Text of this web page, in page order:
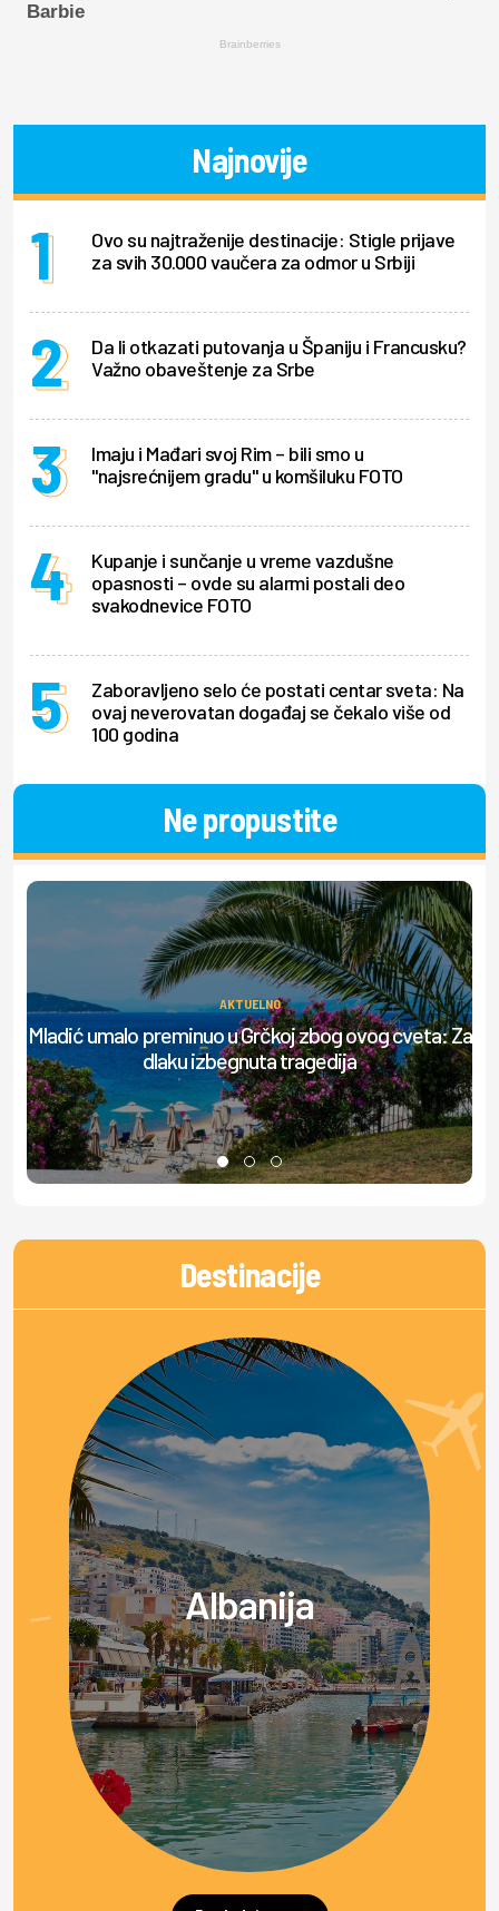
Barbie
Brainberries
Najnovije
Ovo su najtraženije destinacije: Stigle prijave
za svih 30.000 vaučera za odmor u Srbiji
Da li otkazati putovanja u Španiju i Francusku?
Važno obaveštenje za Srbe
Imaju i Mađari svoj Rim – bili smo u
"najsrećnijem gradu" u komšiluku FOTO
Kupanje i sunčanje u vreme vazdušne
opasnosti – ovde su alarmi postali deo
svakodnevice FOTO
Zaboravljeno selo će postati centar sveta: Na
ovaj neverovatan događaj se čekalo više od
100 godina
Ne propustite
AKTUELNO
Mladić umalo preminuo u Grčkoj zbog ovog cveta: Za
dlaku izbegnuta tragedija
Destinacije
Albanija